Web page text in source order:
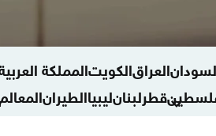
العراقالكويتالمملكة
قطرلبنانليبياالطيران